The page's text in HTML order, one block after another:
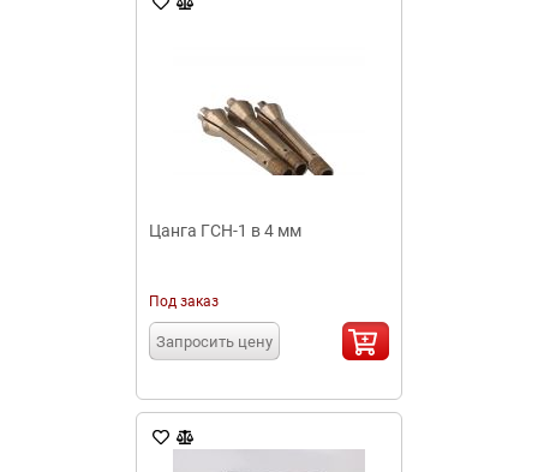
Цанга ГСН-1 в 4 мм
Под заказ
Запросить цену